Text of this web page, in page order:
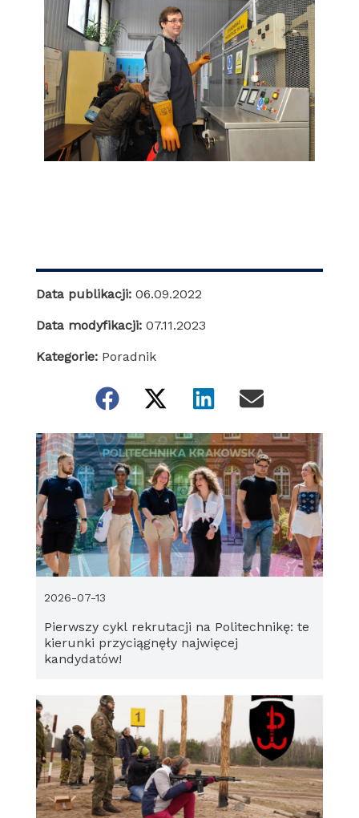
Data publikacji: 06.09.2022
Data modyfikacji: 07.11.2023
Kategorie: Poradnik
Pierwszy cykl rekrutacji na Politechnikę: te
kierunki przyciągnęły najwięcej
kandydatów!
2026-07-13